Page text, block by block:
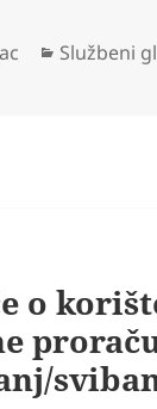
Kategorije
Službeni
o